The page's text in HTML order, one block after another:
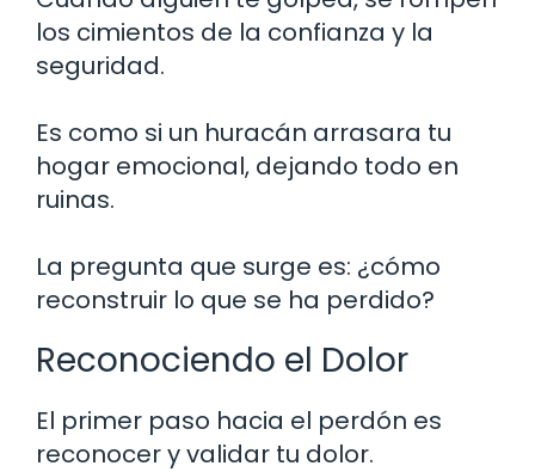
los cimientos de la confianza y la
seguridad.
Es como si un huracán arrasara tu
hogar emocional, dejando todo en
ruinas.
La pregunta que surge es: ¿cómo
reconstruir lo que se ha perdido?
Reconociendo el Dolor
El primer paso hacia el perdón es
reconocer y validar tu dolor.